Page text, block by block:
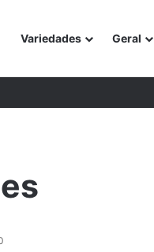
Variedades Geral